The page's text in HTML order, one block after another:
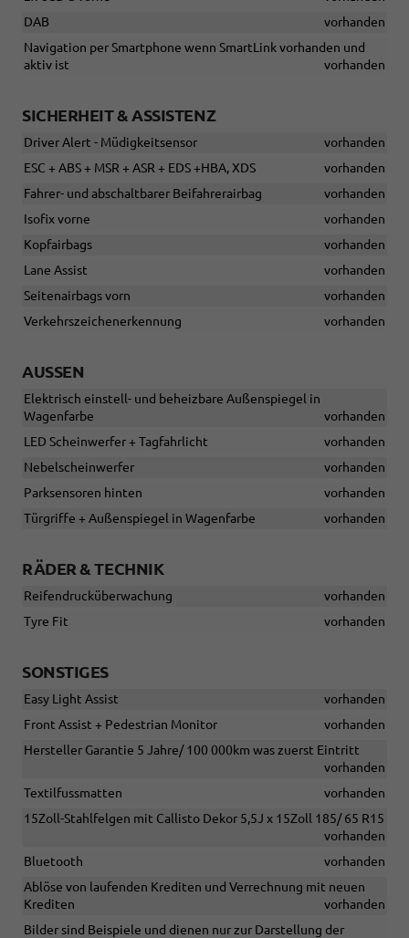
DAB
vorhanden
Navigation per Smartphone wenn SmartLink vorhanden und
aktiv ist
vorhanden
SICHERHEIT & ASSISTENZ
Driver Alert - Müdigkeitsensor
vorhanden
ESC + ABS + MSR + ASR + EDS +HBA, XDS
vorhanden
Fahrer- und abschaltbarer Beifahrerairbag
vorhanden
Isofix vorne
vorhanden
Kopfairbags
vorhanden
Lane Assist
vorhanden
Seitenairbags vorn
vorhanden
Verkehrszeichenerkennung
vorhanden
AUSSEN
Elektrisch einstell- und beheizbare Außenspiegel in
Wagenfarbe
vorhanden
LED Scheinwerfer + Tagfahrlicht
vorhanden
Nebelscheinwerfer
vorhanden
Parksensoren hinten
vorhanden
Türgriffe + Außenspiegel in Wagenfarbe
vorhanden
RÄDER & TECHNIK
Reifendrucküberwachung
vorhanden
Tyre Fit
vorhanden
SONSTIGES
Easy Light Assist
vorhanden
Front Assist + Pedestrian Monitor
vorhanden
Hersteller Garantie 5 Jahre/ 100 000km was zuerst Eintritt
vorhanden
Textilfussmatten
vorhanden
15Zoll-Stahlfelgen mit Callisto Dekor 5,5J x 15Zoll 185/ 65 R15
vorhanden
Bluetooth
vorhanden
Ablöse von laufenden Krediten und Verrechnung mit neuen
Krediten
vorhanden
Bilder sind Beispiele und dienen nur zur Darstellung der